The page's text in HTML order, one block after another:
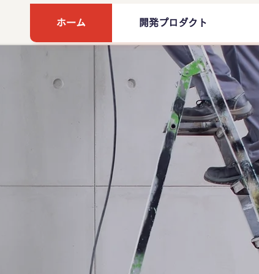
ホーム 開発プロダクト